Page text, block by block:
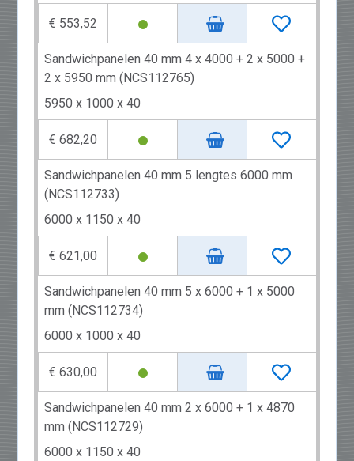
€ 553,52
Sandwichpanelen 40 mm 4 x 4000 + 2 x 5000 +
2 x 5950 mm (NCS112765)
5950 x 1000 x 40
€ 682,20
Sandwichpanelen 40 mm 5 lengtes 6000 mm
(NCS112733)
6000 x 1150 x 40
€ 621,00
Sandwichpanelen 40 mm 5 x 6000 + 1 x 5000
mm (NCS112734)
6000 x 1000 x 40
€ 630,00
Sandwichpanelen 40 mm 2 x 6000 + 1 x 4870
mm (NCS112729)
6000 x 1150 x 40